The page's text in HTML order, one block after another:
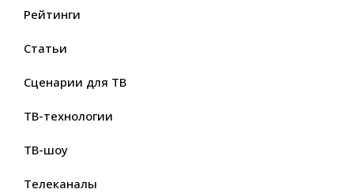
Рейтинги
Статьи
Сценарии для ТВ
ТВ-технологии
ТВ-шоу
Телеканалы